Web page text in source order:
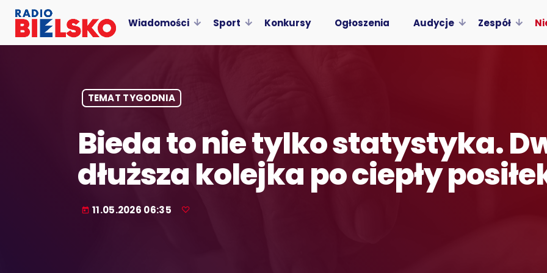
Wiadomości Sport Konkursy Ogłoszenia Audycje Zespół
TEMAT TYGODNIA
Bieda to nie tylko statystyka.
dłuższa kolejka po ciepły
today 11.05.2026 06:35